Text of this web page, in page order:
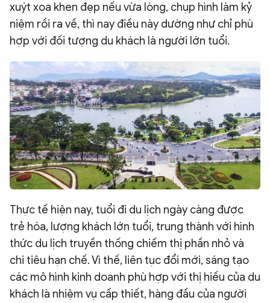
eMagazine
Podcast
Video Ảnh
Infographic
Chuyên trangAn ninh thế giớiVăn nghệ Công an
Chuyên đề
xuýt xoa khen đẹp nếu vừa lòng, chụp hình làm kỷ
niệm rồi ra về, thì nay điều này dường như chỉ phù
hợp với đối tượng du khách là người lớn tuổi.
Thực tế hiện nay, tuổi đi du lịch ngày càng được
trẻ hóa, lượng khách lớn tuổi, trung thành với hình
thức du lịch truyền thống chiếm thị phần nhỏ và
chi tiêu hạn chế. Vì thế, liên tục đổi mới, sáng tạo
các mô hình kinh doanh phù hợp với thị hiếu của du
khách là nhiệm vụ cấp thiết, hàng đầu của người